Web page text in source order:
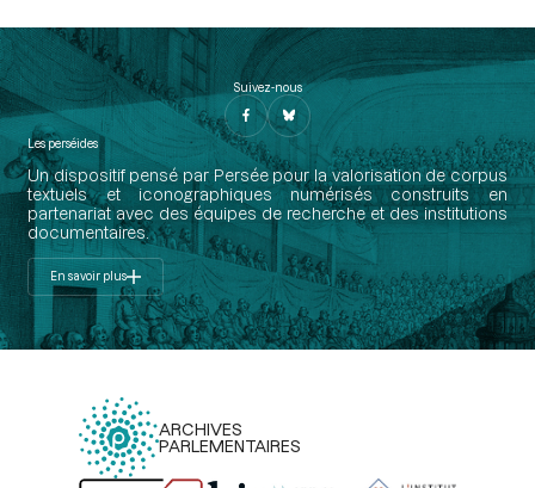
Suivez-nous
Les perséides
Un dispositif pensé par Persée pour la valorisation de corpus
textuels et iconographiques numérisés construits en
partenariat avec des équipes de recherche et des institutions
documentaires.
En savoir plus
ARCHIVES
PARLEMENTAIRES